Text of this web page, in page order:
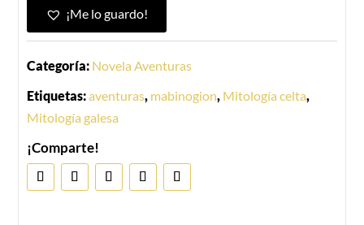
¡Me lo guardo!
Categoría: Novela Aventuras
Etiquetas:aventuras, mabinogion, Mitología celta,
Mitología galesa
¡Comparte!